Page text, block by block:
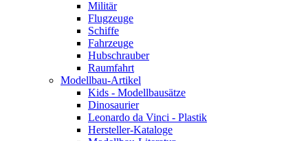
Militär
Flugzeuge
Schiffe
Fahrzeuge
Hubschrauber
Raumfahrt
Modellbau-Artikel
Kids - Modellbausätze
Dinosaurier
Leonardo da Vinci - Plastik
Hersteller-Kataloge